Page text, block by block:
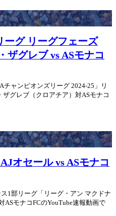
ーグ リーグフェーズ
ザグレブ vs ASモナコ
チャンピオンズリーグ 2024-25」リ
グレブ（クロアチア）対ASモナコ
オセール vs ASモナコ
1部リーグ「リーグ・アン マクドナ
ASモナコFCのYouTube速報動画で